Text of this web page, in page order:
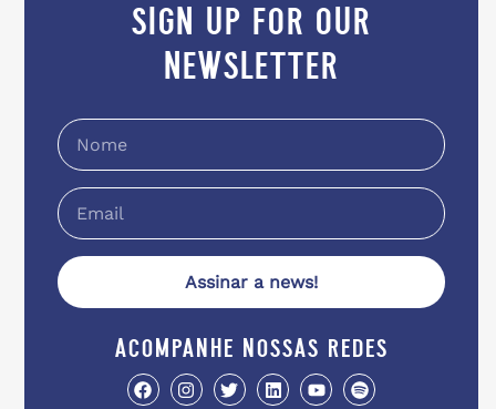
sign up for our
newsletter
Assinar a news!
acompanhe nossas redes